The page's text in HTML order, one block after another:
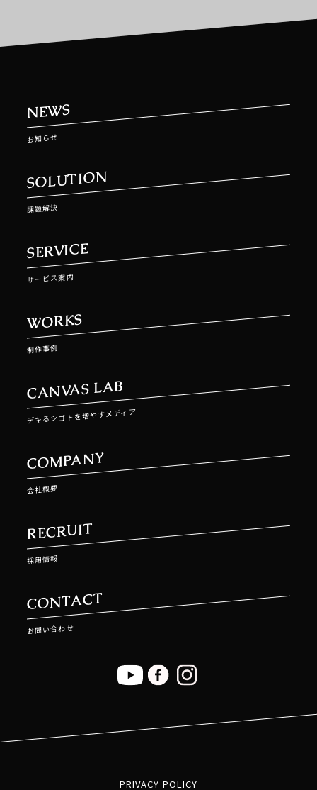
NEWS
お知らせ
SOLUTION
課題解決
SERVICE
サービス案内
WORKS
制作事例
CANVAS LAB
デキるシゴトを増やすメディア
COMPANY
会社概要
RECRUIT
採用情報
CONTACT
お問い合わせ
PRIVACY POLICY